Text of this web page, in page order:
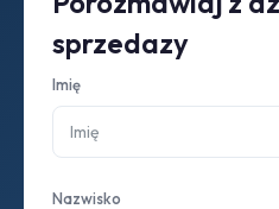
sprzedazy
Imię
Nazwisko